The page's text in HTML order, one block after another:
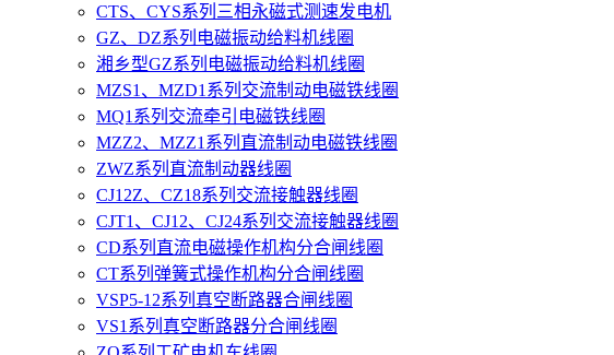
CTS、CYS系列三相永磁式测速发电机
GZ、DZ系列电磁振动给料机线圈
湘乡型GZ系列电磁振动给料机线圈
MZS1、MZD1系列交流制动电磁铁线圈
MQ1系列交流牵引电磁铁线圈
MZZ2、MZZ1系列直流制动电磁铁线圈
ZWZ系列直流制动器线圈
CJ12Z、CZ18系列交流接触器线圈
CJT1、CJ12、CJ24系列交流接触器线圈
CD系列直流电磁操作机构分合闸线圈
CT系列弹簧式操作机构分合闸线圈
VSP5-12系列真空断路器合闸线圈
VS1系列真空断路器分合闸线圈